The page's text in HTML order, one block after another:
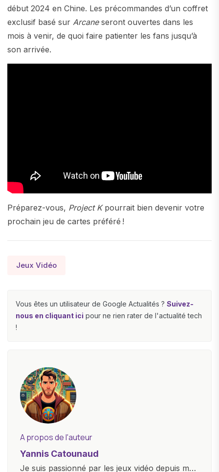
début 2024 en Chine. Les précommandes d’un coffret
exclusif basé sur Arcaneseront ouvertes dans les
mois à venir, de quoi faire patienter les fans jusqu’à
son arrivée.
Préparez-vous, Project Kpourrait bien devenir votre
prochain jeu de cartes préféré !
Jeux Vidéo
Vous êtes un utilisateur de Google Actualités ? Suivez-
nous en cliquant ici pour ne rien rater de l'actualité tech
!
A propos de l'auteur
Yannis Catounaud
Je suis passionné par les jeux vidéo depuis mon